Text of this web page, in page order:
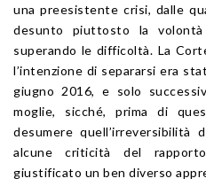
una preesistente crisi, dalle
desunto piuttosto la
superando le difficoltà. La
l’intenzione di separarsi era
giugno 2016, e solo
moglie, sicché, prima di
desumere quell’irreversibilità
alcune criticità del
giustificato un ben diverso